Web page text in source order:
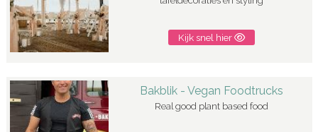
Kijk snel hier
Bakblik - Vegan Foodtrucks
Real good plant based food